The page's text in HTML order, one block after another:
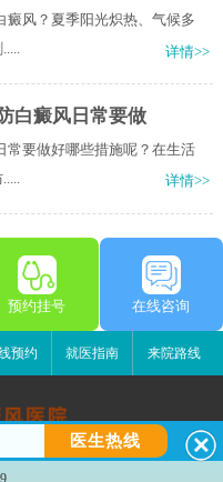
癜风？夏季阳光炽热、气候多
详情>>
白癜风日常要做
常要做好哪些措施呢？在生活
详情>>
预约挂号 在线咨询
预约 就医指南 来院路线
院
医生热线